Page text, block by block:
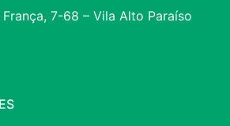
7-68 – Vila Alto Paraíso